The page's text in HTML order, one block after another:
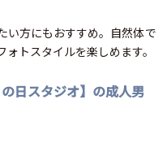
い方にもおすすめ。自然体で
トスタイルを楽しめます。
日スタジオ】の成人男